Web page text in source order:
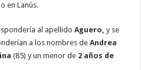
en Lanús.
al apellido Aguero, y se
a los nombres de Andrea
(85) y un menor de 2 años de